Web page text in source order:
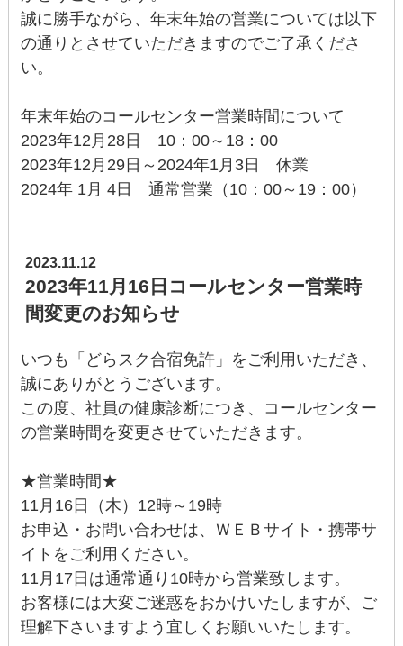
誠に勝手ながら、年末年始の営業については以下
の通りとさせていただきますのでご了承くださ
い。
年末年始のコールセンター営業時間について
2023年12月28日 10：00～18：00
2023年12月29日～2024年1月3日 休業
2024年 1月 4日 通常営業（10：00～19：00）
2023.11.12
2023年11月16日コールセンター営業時
間変更のお知らせ
いつも「どらスク合宿免許」をご利用いただき、
誠にありがとうございます。
この度、社員の健康診断につき、コールセンター
の営業時間を変更させていただきます。
★営業時間★
11月16日（木）12時～19時
お申込・お問い合わせは、ＷＥＢサイト・携帯サ
イトをご利用ください。
11月17日は通常通り10時から営業致します。
お客様には大変ご迷惑をおかけいたしますが、ご
理解下さいますよう宜しくお願いいたします。